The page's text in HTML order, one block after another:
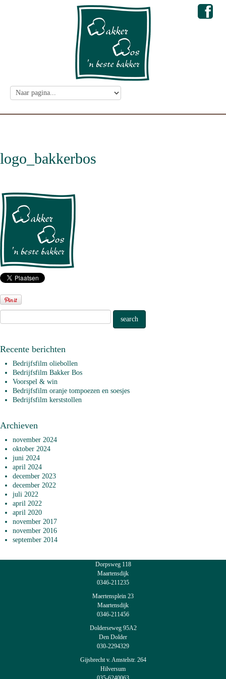
logo_bakkerbos
Recente berichten
Bedrijfsfilm oliebollen
Bedrijfsfilm Bakker Bos
Voorspel & win
Bedrijfsfilm oranje tompoezen en soesjes
Bedrijfsfilm kerststollen
Archieven
november 2024
oktober 2024
juni 2024
april 2024
december 2023
december 2022
juli 2022
april 2022
april 2020
november 2017
november 2016
september 2014
Dorpsweg 118
Maartensdijk
0346-211235
Maertensplein 23
Maartensdijk
0346-211456
Dolderseweg 95A2
Den Dolder
030-2294329
Gijsbrecht v. Amstelstr. 264
Hilversum